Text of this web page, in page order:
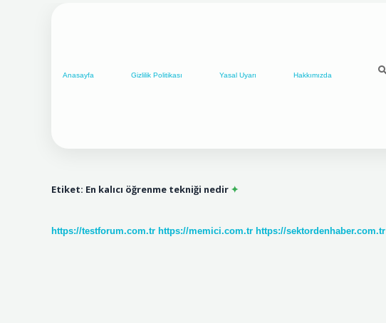
Anasayfa Gizlilik Politikası Yasal Uyarı Hakkımızda
Etiket: En kalıcı öğrenme tekniği nedir
https://testforum.com.tr https://memici.com.tr https://sektordenhaber.com.tr